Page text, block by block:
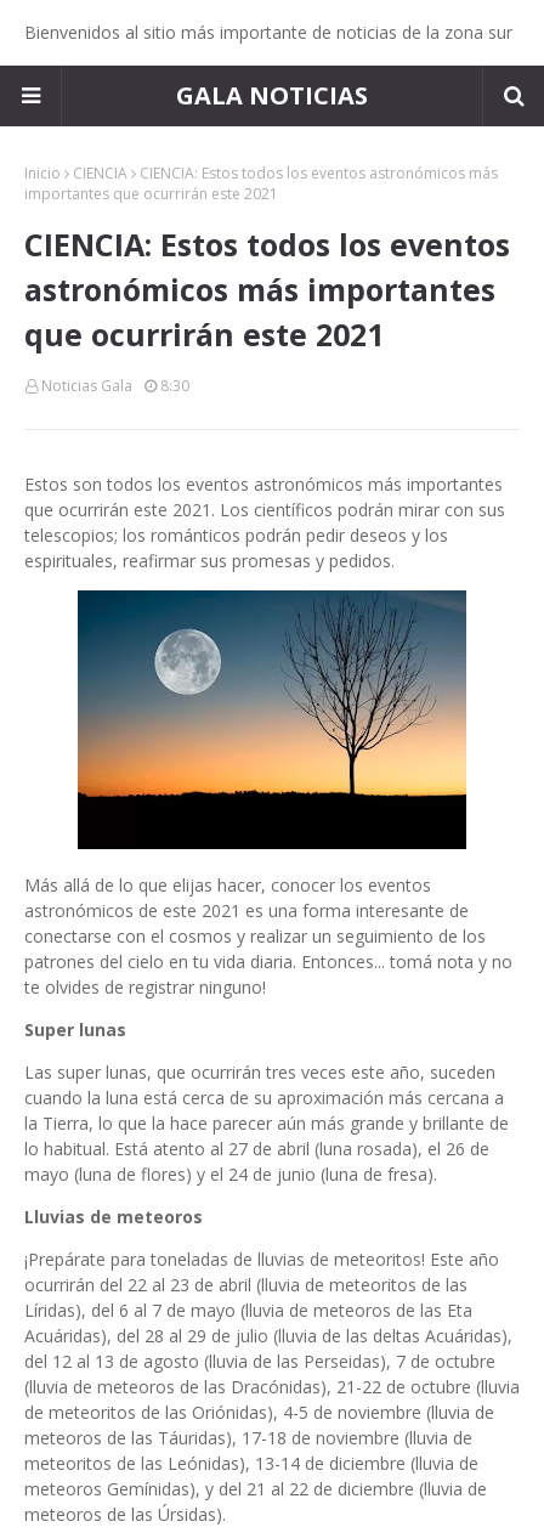
Bienvenidos al sitio más importante de noticias de la zona sur
GALA NOTICIAS
Inicio CIENCIA
CIENCIA: Estos todos los eventos astronómicos más
importantes que ocurrirán este 2021
CIENCIA: Estos todos los eventos
astronómicos más importantes
que ocurrirán este 2021
Noticias Gala 8:30
Estos son todos los eventos astronómicos más importantes
que ocurrirán este 2021. Los científicos podrán mirar con sus
telescopios; los románticos podrán pedir deseos y los
espirituales, reafirmar sus promesas y pedidos.
Más allá de lo que elijas hacer, conocer los eventos
astronómicos de este 2021 es una forma interesante de
conectarse con el cosmos y realizar un seguimiento de los
patrones del cielo en tu vida diaria. Entonces... tomá nota y no
te olvides de registrar ninguno!
Super lunas
Las super lunas, que ocurrirán tres veces este año, suceden
cuando la luna está cerca de su aproximación más cercana a
la Tierra, lo que la hace parecer aún más grande y brillante de
lo habitual. Está atento al 27 de abril (luna rosada), el 26 de
mayo (luna de flores) y el 24 de junio (luna de fresa).
Lluvias de meteoros
¡Prepárate para toneladas de lluvias de meteoritos! Este año
ocurrirán del 22 al 23 de abril (lluvia de meteoritos de las
Líridas), del 6 al 7 de mayo (lluvia de meteoros de las Eta
Acuáridas), del 28 al 29 de julio (lluvia de las deltas Acuáridas),
del 12 al 13 de agosto (lluvia de las Perseidas), 7 de octubre
(lluvia de meteoros de las Dracónidas), 21-22 de octubre (lluvia
de meteoritos de las Oriónidas), 4-5 de noviembre (lluvia de
meteoros de las Táuridas), 17-18 de noviembre (lluvia de
meteoritos de las Leónidas), 13-14 de diciembre (lluvia de
meteoros Gemínidas), y del 21 al 22 de diciembre (lluvia de
meteoros de las Úrsidas).